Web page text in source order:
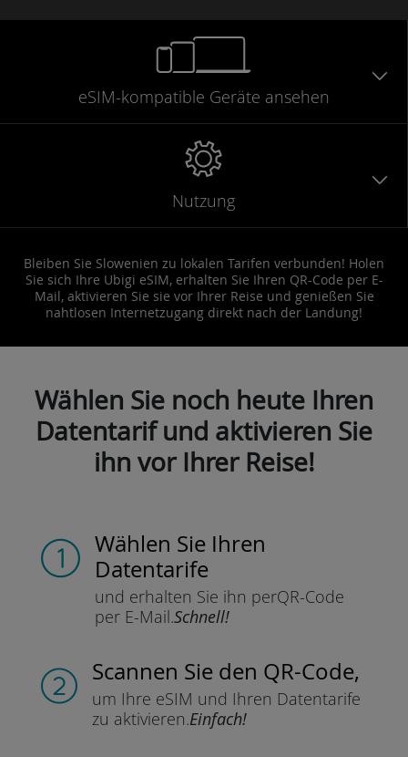
eSIM-kompatible Geräte ansehen
Nutzung
Bleiben Sie Slowenien zu lokalen Tarifen verbunden! Holen
Sie sich Ihre Ubigi eSIM, erhalten Sie Ihren QR-Code per E-
Mail, aktivieren Sie sie vor Ihrer Reise und genießen Sie
nahtlosen Internetzugang direkt nach der Landung!
Wählen Sie noch heute Ihren
Datentarif und aktivieren Sie
ihn vor Ihrer Reise!
Wählen Sie Ihren
Datentarife
und erhalten Sie ihn perQR-Code
per E-Mail.Schnell!
Scannen Sie den QR-Code,
um Ihre eSIM und Ihren Datentarife
zu aktivieren.Einfach!